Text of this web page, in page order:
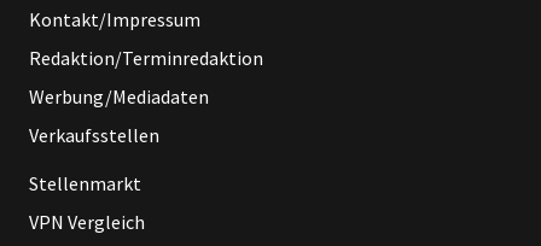
Kontakt/Impressum
Redaktion/Terminredaktion
Werbung/Mediadaten
Verkaufsstellen
Stellenmarkt
VPN Vergleich